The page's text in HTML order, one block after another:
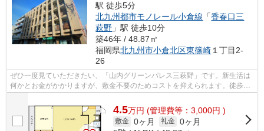
駅 徒歩5分
北九州都市モノレール小倉線 「香春口三
萩野 」駅 徒歩10分
築46年 / 48.87㎡
福岡県北九州市小倉北区東篠崎１丁目2-
26
ぜひ一度見ていただきたい、「山内グリーンパレス三萩野」です。新生活は
何かとお金がかかりますが、敷金不要のためコストを抑えられます。徒歩5
4.5万円 (管理費等：3,000円 )
敷金 0ヶ月 礼金 0ヶ月